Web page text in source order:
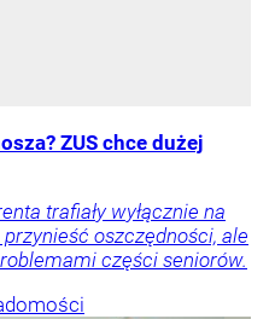
ZUS chce dużej
trafiały wyłącznie na
oszczędności, ale
części seniorów.